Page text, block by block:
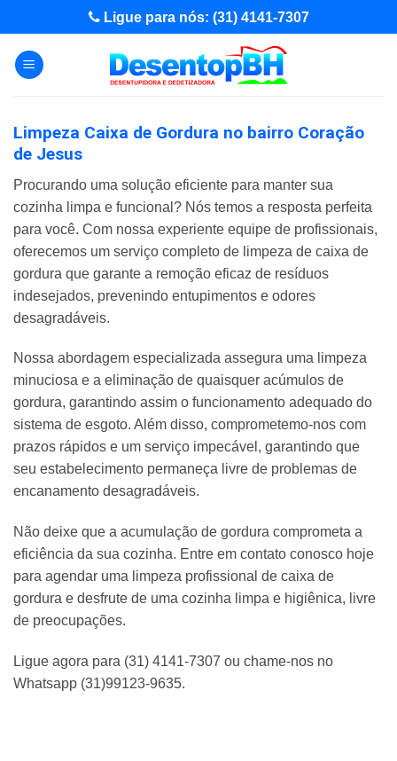
to
content
Ligue para nós: (31) 4141-7307
Limpeza Caixa de Gordura no bairro Coração
de Jesus
Procurando uma solução eficiente para manter sua
cozinha limpa e funcional? Nós temos a resposta perfeita
para você. Com nossa experiente equipe de profissionais,
oferecemos um serviço completo de limpeza de caixa de
gordura que garante a remoção eficaz de resíduos
indesejados, prevenindo entupimentos e odores
desagradáveis.
Nossa abordagem especializada assegura uma limpeza
minuciosa e a eliminação de quaisquer acúmulos de
gordura, garantindo assim o funcionamento adequado do
sistema de esgoto. Além disso, comprometemo-nos com
prazos rápidos e um serviço impecável, garantindo que
seu estabelecimento permaneça livre de problemas de
encanamento desagradáveis.
Não deixe que a acumulação de gordura comprometa a
eficiência da sua cozinha. Entre em contato conosco hoje
para agendar uma limpeza profissional de caixa de
gordura e desfrute de uma cozinha limpa e higiênica, livre
de preocupações.
Ligue agora para (31) 4141-7307 ou chame-nos no
Whatsapp (31)99123-9635.